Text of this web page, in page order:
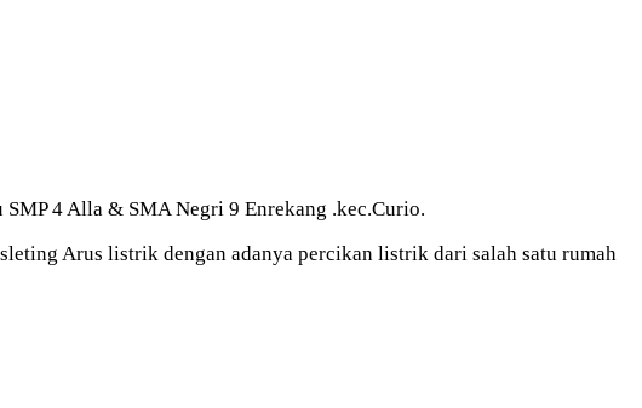
4 Alla & SMA Negri 9 Enrekang .kec.Curio.
Arus listrik dengan adanya percikan listrik dari salah satu rumah